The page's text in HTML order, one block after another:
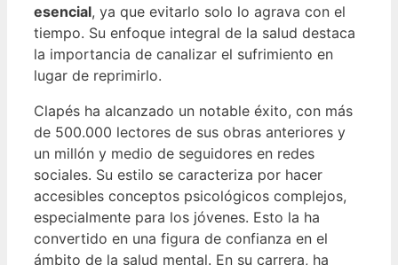
esencial, ya que evitarlo solo lo agrava con el
tiempo. Su enfoque integral de la salud destaca
la importancia de canalizar el sufrimiento en
lugar de reprimirlo.
Clapés ha alcanzado un notable éxito, con más
de 500.000 lectores de sus obras anteriores y
un millón y medio de seguidores en redes
sociales. Su estilo se caracteriza por hacer
accesibles conceptos psicológicos complejos,
especialmente para los jóvenes. Esto la ha
convertido en una figura de confianza en el
ámbito de la salud mental. En su carrera, ha